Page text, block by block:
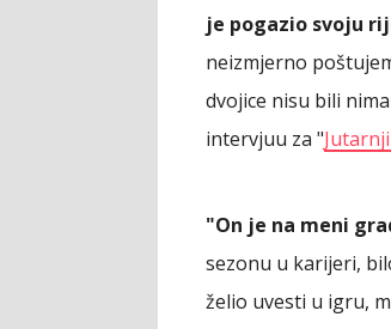
je pogazio svoju
neizmjerno
dvojice nisu bili
intervjuu za "
"On je na meni
sezonu u karijeri,
želio uvesti u igru,